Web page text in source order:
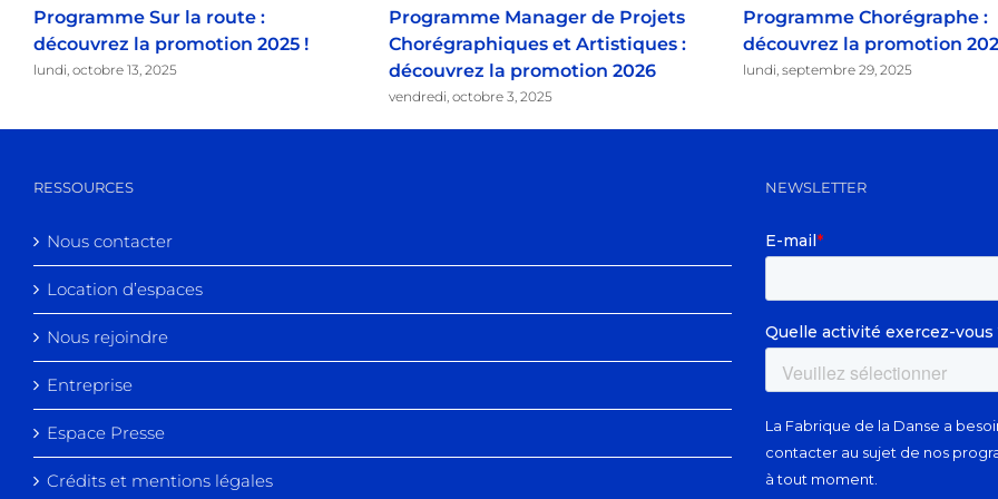
Programme Sur la route :
découvrez la promotion 2025 !
lundi, octobre 13, 2025
Programme Manager de Projets
Chorégraphiques et Artistiques :
découvrez la promotion 2026
vendredi, octobre 3, 2025
Programme Chorégraphe :
découvrez la promotion
lundi, septembre 29, 2025
RESSOURCES
Nous contacter
Location d’espaces
Nous rejoindre
Entreprise
Espace Presse
Crédits et mentions légales
NEWSLETTER